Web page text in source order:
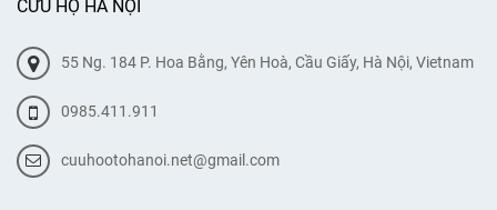
CỨU HỘ HÀ NỘI
55 Ng. 184 P. Hoa Bằng, Yên Hoà, Cầu Giấy, Hà Nội, Vietnam
0985.411.911
cuuhootohanoi.net@gmail.com